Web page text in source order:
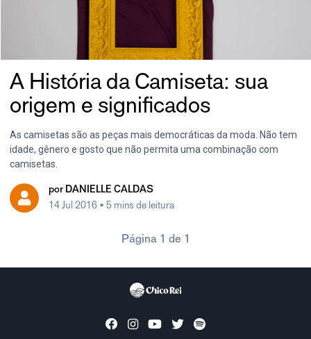
A História da Camiseta: sua
origem e significados
As camisetas são as peças mais democráticas da moda. Não tem
idade, gênero e gosto que não permita uma combinação com
camisetas.
por DANIELLE CALDAS
14 Jul 2016 • 5 mins de leitura
Página 1 de 1